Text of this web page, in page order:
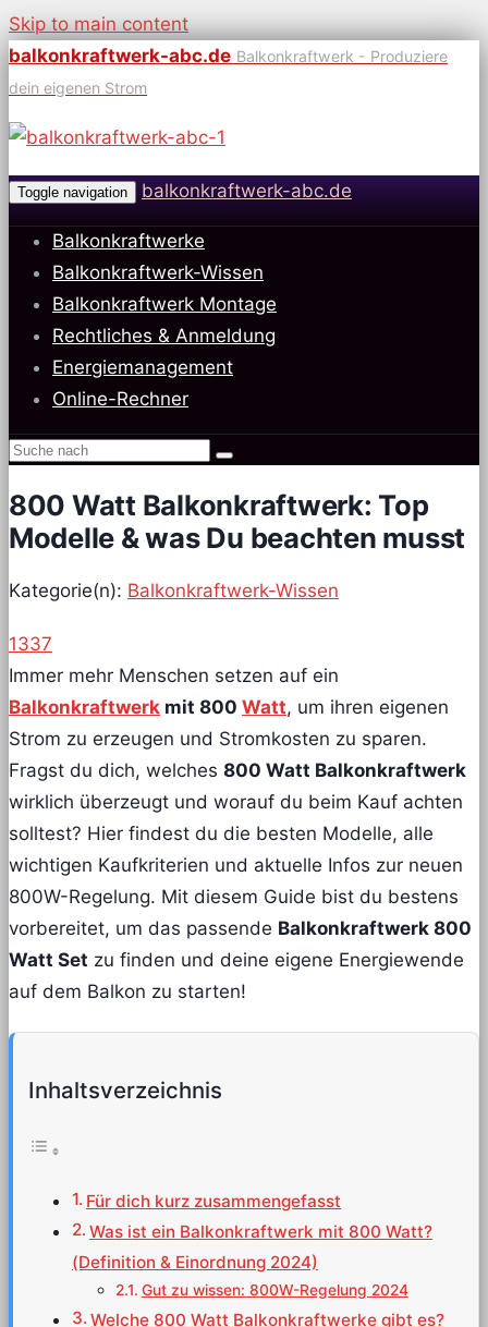
Skip to main content
balkonkraftwerk-abc.de Balkonkraftwerk - Produziere
dein eigenen Strom
Toggle navigation balkonkraftwerk-abc.de
Balkonkraftwerke
Balkonkraftwerk-Wissen
Balkonkraftwerk Montage
Rechtliches & Anmeldung
Energiemanagement
Online-Rechner
800 Watt Balkonkraftwerk: Top
Modelle & was Du beachten musst
Kategorie(n): Balkonkraftwerk-Wissen
1337
Immer mehr Menschen setzen auf ein
Balkonkraftwerk mit 800 Watt, um ihren eigenen
Strom zu erzeugen und Stromkosten zu sparen.
Fragst du dich, welches 800 Watt Balkonkraftwerk
wirklich überzeugt und worauf du beim Kauf achten
solltest? Hier findest du die besten Modelle, alle
wichtigen Kaufkriterien und aktuelle Infos zur neuen
800W-Regelung. Mit diesem Guide bist du bestens
vorbereitet, um das passende Balkonkraftwerk 800
Watt Set zu finden und deine eigene Energiewende
auf dem Balkon zu starten!
Inhaltsverzeichnis
Für dich kurz zusammengefasst
Was ist ein Balkonkraftwerk mit 800 Watt?
(Definition & Einordnung 2024)
Gut zu wissen: 800W-Regelung 2024
Welche 800 Watt Balkonkraftwerke gibt es?